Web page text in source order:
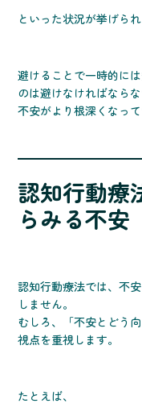
といった状況が挙げられ
避けることで一時的に
のは避けなければなら
不安がより根深くなっ
認知行動療
らみる不安
認知行動療法では、不
しません。
むしろ、「不安とどう
視点を重視します。
たとえば、